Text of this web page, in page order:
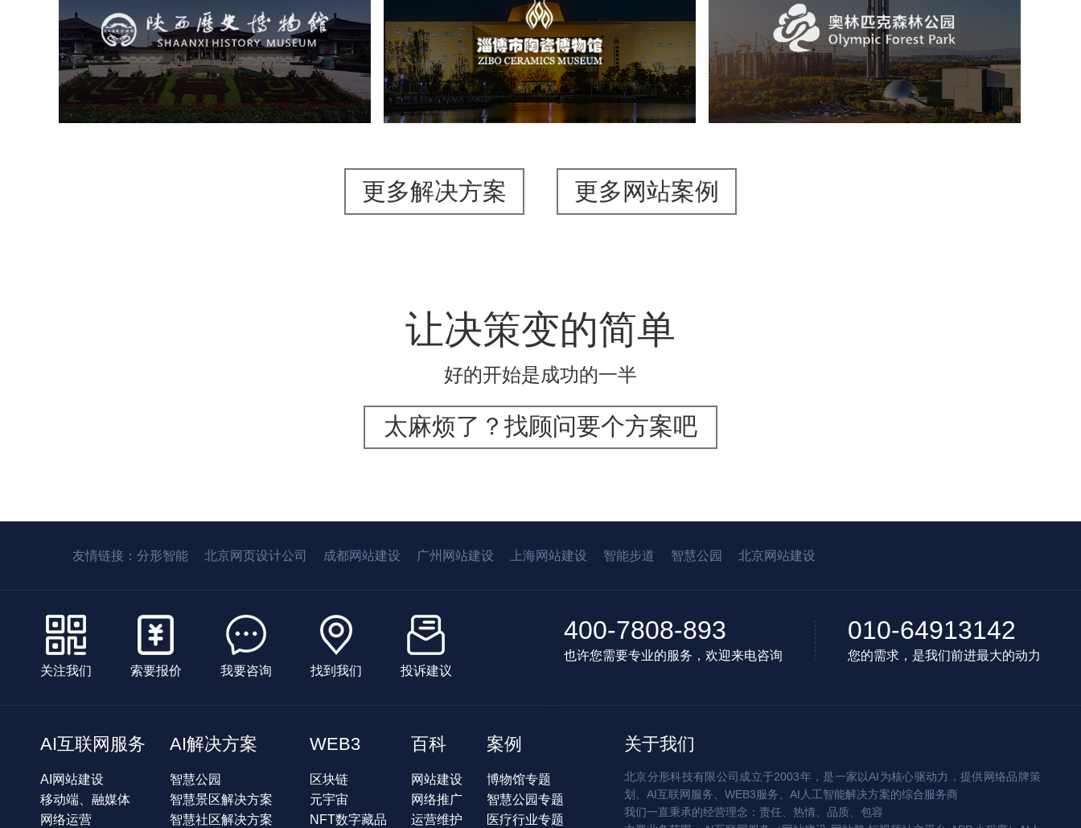
文化艺术 博物馆
智慧博物馆
博物馆网站建设
景区网站建设
文化艺术 博物馆
智慧博物馆
博物馆网站建设
景区网站建设
旅游休闲 公园 AI人工智能
智慧公园
智慧体育公园
智能步道 智能大数据平台
更多解决方案 更多网站案例
让决策变的简单
好的开始是成功的一半
太麻烦了？找顾问要个方案吧
友情链接： 分形智能 北京网页设计公司 成都网站建设 广州网站建设 上海网站建设 智能步道 智慧公园 北京网站建设
关注我们 索要报价 我要咨询 找到我们 投诉建议
400-7808-893
也许您需要专业的服务，欢迎来电咨询
010-64913142
您的需求，是我们前进最大的动力
AI互联网服务
AI网站建设
移动端、融媒体
网络运营
AI解决方案
智慧公园
智慧景区解决方案
智慧社区解决方案
WEB3
区块链
元宇宙
NFT数字藏品
百科
网站建设
网络推广
运营维护
案例
博物馆专题
智慧公园专题
医疗行业专题
关于我们
北京分形科技有限公司成立于2003年，是一家以AI为核心驱动力，提供网络品牌策
划、AI互联网服务、WEB3服务、AI人工智能解决方案的综合服务商
我们一直秉承的经营理念：责任、热情、品质、包容